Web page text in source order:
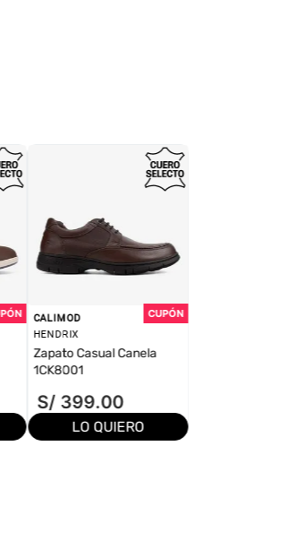
CALIMOD
HENDRIX
Zapato Casual Canela
1CK8001
S/ 399.00
LO QUIERO